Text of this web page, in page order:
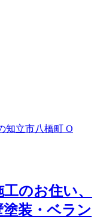
のお住い、
装・ベラン